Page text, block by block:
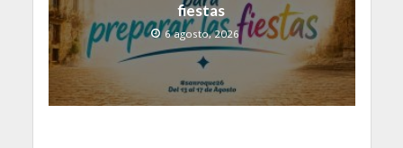
fiestas
6 agosto, 2026